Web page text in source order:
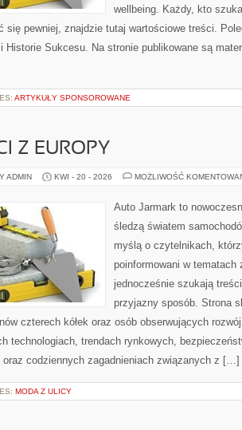
wellbeing. Każdy, kto
się pewniej, znajdzie tutaj wartościowe treści.
Historie Sukcesu. Na stronie publikowane są
ARTYKUŁY SPONSOROWANE
Z EUROPY
ADMIN KWI - 20 - 2026 MOŻLIWOŚĆ
Auto Jarmark to
śledzą światem
myślą o czytelnikach,
poinformowani w
jednocześnie szukają
przyjazny sposób. Strona
czterech kółek oraz osób obserwujących
technologiach, trendach rynkowych,
oraz codziennych zagadnieniach związanych z […]
MODA Z ULICY